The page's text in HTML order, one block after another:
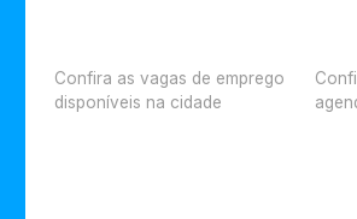
Confira as vagas de emprego
disponíveis na cidade